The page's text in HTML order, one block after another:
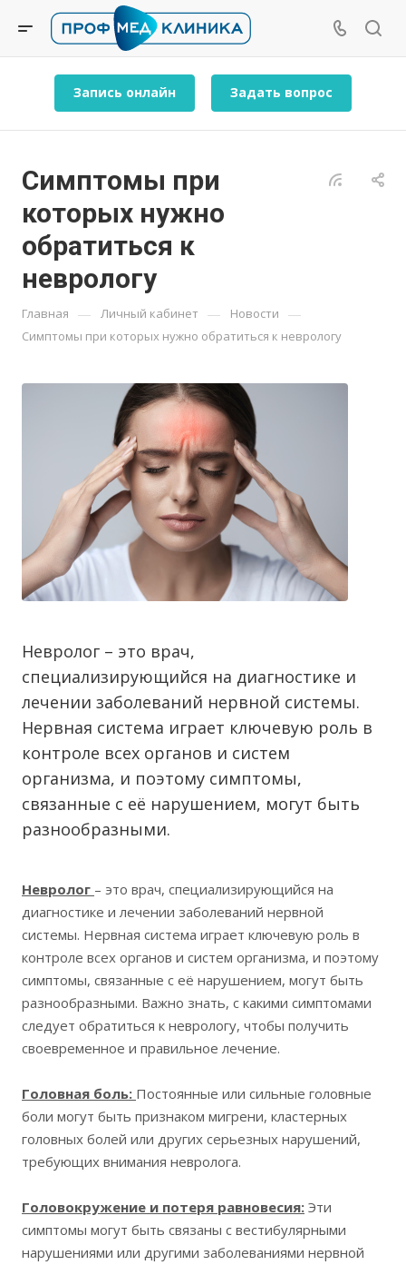
Запись онлайн Задать вопрос
Симптомы при
которых нужно
обратиться к
неврологу
Главная — Личный кабинет — Новости —
Симптомы при которых нужно обратиться к неврологу
Невролог – это врач,
специализирующийся на диагностике и
лечении заболеваний нервной системы.
Нервная система играет ключевую роль в
контроле всех органов и систем
организма, и поэтому симптомы,
связанные с её нарушением, могут быть
разнообразными.
Невролог – это врач, специализирующийся на
диагностике и лечении заболеваний нервной
системы. Нервная система играет ключевую роль в
контроле всех органов и систем организма, и поэтому
симптомы, связанные с её нарушением, могут быть
разнообразными. Важно знать, с какими симптомами
следует обратиться к неврологу, чтобы получить
своевременное и правильное лечение.
Головная боль: Постоянные или сильные головные
боли могут быть признаком мигрени, кластерных
головных болей или других серьезных нарушений,
требующих внимания невролога.
Головокружение и потеря равновесия: Эти
симптомы могут быть связаны с вестибулярными
нарушениями или другими заболеваниями нервной